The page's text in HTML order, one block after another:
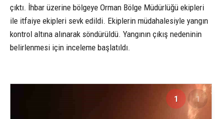
çıktı. İhbar üzerine bölgeye Orman Bölge Müdürlüğü ekipleri
ile itfaiye ekipleri sevk edildi. Ekiplerin müdahalesiyle yangın
kontrol altına alınarak söndürüldü. Yangının çıkış nedeninin
belirlenmesi için inceleme başlatıldı.
1 1